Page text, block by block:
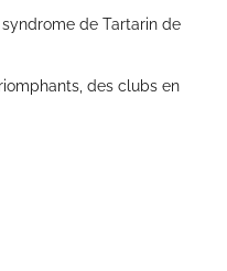
syndrome de Tartarin de
des clubs en